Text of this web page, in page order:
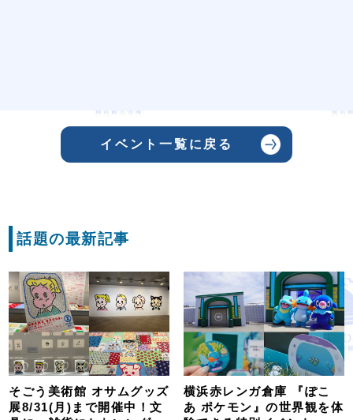
イベント一覧に戻る
話題の最新記事
そごう美術館 オサムグッズ
展8/31(月)まで開催中！文
横浜赤レンガ倉庫 『ぽこ
あ ポケモン』の世界観を体